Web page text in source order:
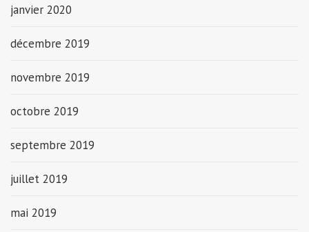
janvier 2020
décembre 2019
novembre 2019
octobre 2019
septembre 2019
juillet 2019
mai 2019